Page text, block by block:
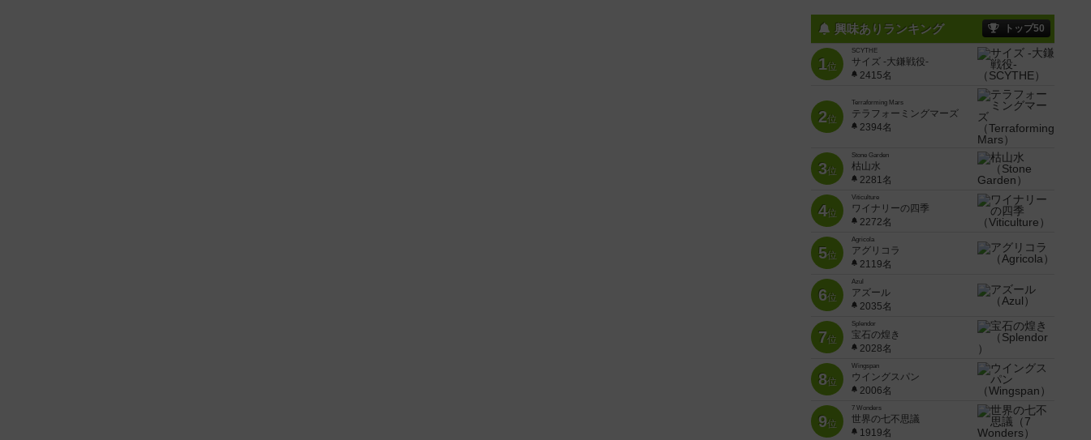
興味ありランキング トップ50
1位
SCYTHE
サイズ -大鎌戦役-
2415名
2位
Terraforming Mars
テラフォーミングマーズ
2394名
3位
Stone Garden
枯山水
2281名
4位
Viticulture
ワイナリーの四季
2272名
5位
Agricola
アグリコラ
2119名
6位
Azul
アズール
2035名
7位
Splendor
宝石の煌き
2028名
8位
Wingspan
ウイングスパン
2006名
9位
7 Wonders
世界の七不思議
1919名